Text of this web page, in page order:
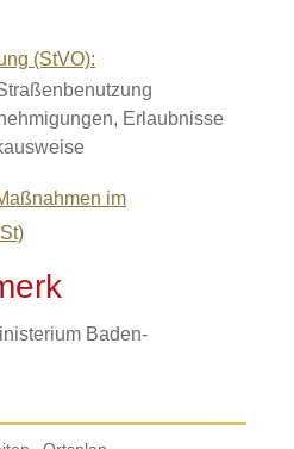
(StVO):
Erlaubnisse
im
Baden-